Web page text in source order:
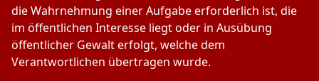
die Wahrnehmung einer Aufgabe erforderlich ist, die
im öffentlichen Interesse liegt oder in Ausübung
öffentlicher Gewalt erfolgt, welche dem
Verantwortlichen übertragen wurde.